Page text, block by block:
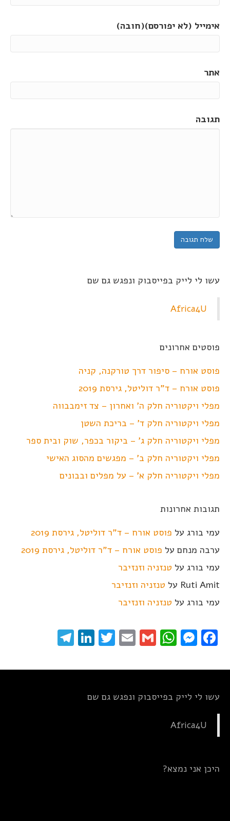
אימייל (לא יפורסם)(חובה)
אתר
תגובה
עשו לי לייק בפייסבוק ונפגש גם שם
Africa4U
פוסטים אחרונים
פוסט אורח – סיפור דרך טורקנה, קניה
פוסט אורח – ד"ר דוליטל, גירסת 2019
מפלי ויקטוריה חלק ה' ואחרון – צד זימבבווה
מפלי ויקטוריה חלק ד' – בריכת השטן
מפלי ויקטוריה חלק ג' – ביקור בכפר, שוק ובית ספר
מפלי ויקטוריה חלק ב' – מפגשים מהסוג האישי
מפלי ויקטוריה חלק א' – על מפלים ובבונים
תגובות אחרונות
עמי בורג על פוסט אורח – ד"ר דוליטל, גירסת 2019
ערבה מנחם על פוסט אורח – ד"ר דוליטל, גירסת 2019
עמי בורג על טנזניה וזנזיבר
Ruti Amit על טנזניה וזנזיבר
עמי בורג על טנזניה וזנזיבר
Facebook
Messenger
WhatsApp
Gmail
Email
Twitter
LinkedIn
עשו לי לייק בפייסבוק ונפגש גם שם
Africa4U
היכן אני נמצא?